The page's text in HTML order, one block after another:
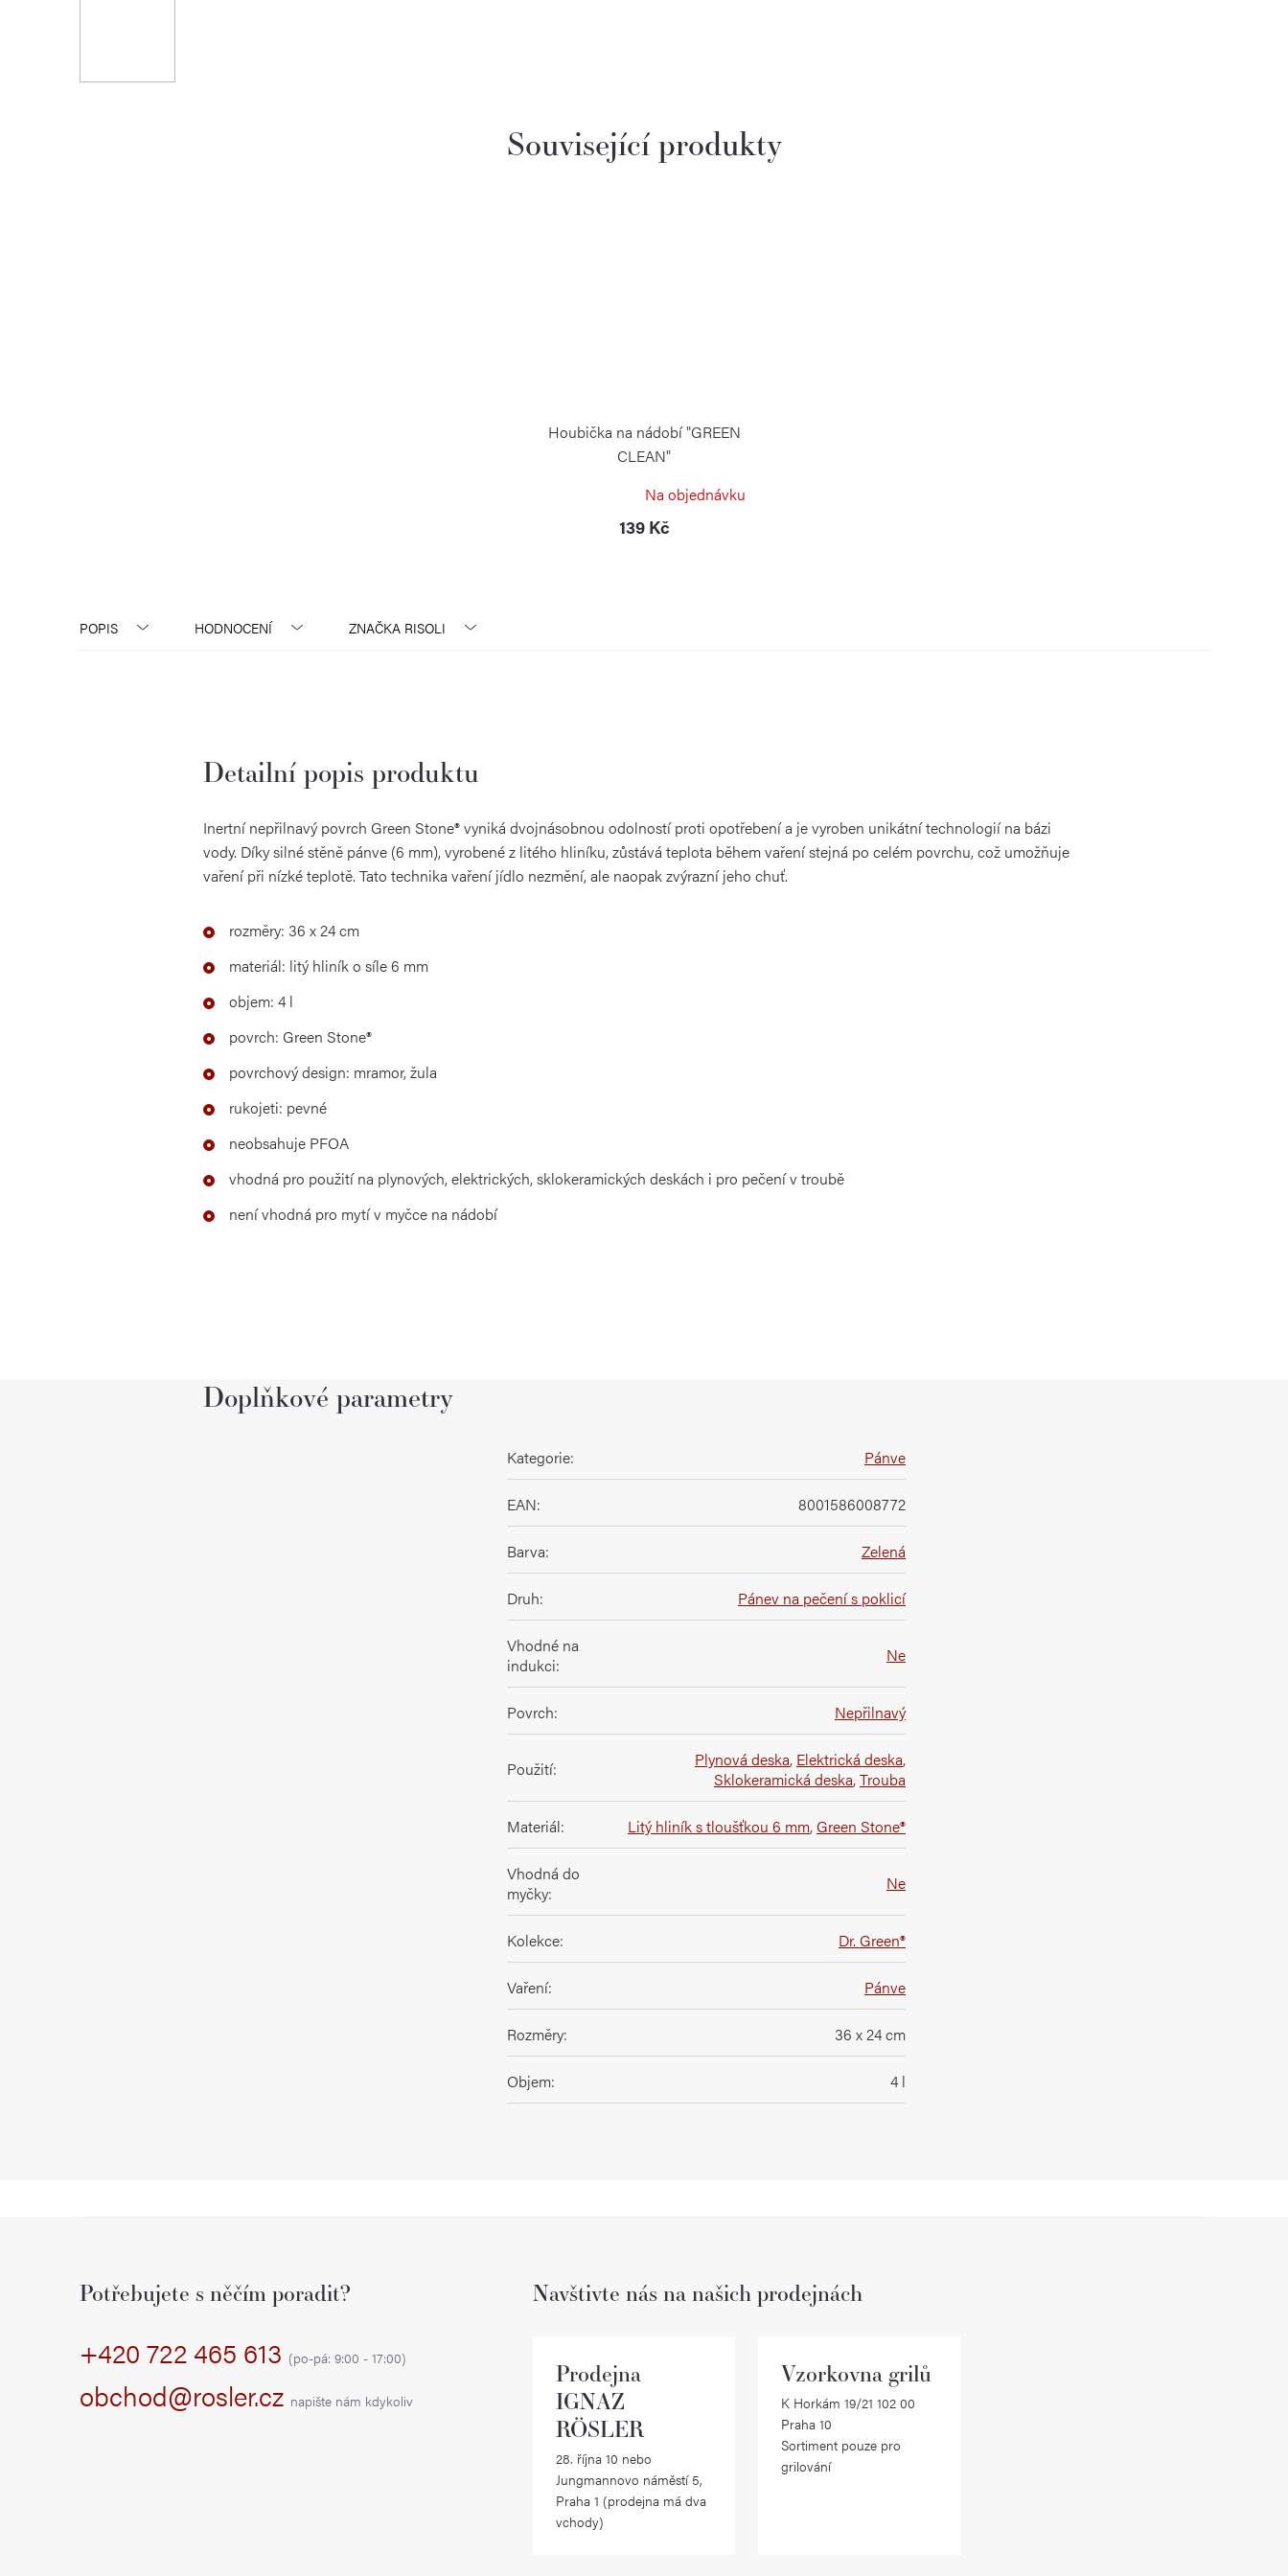
Související produkty
Houbička na nádobí "GREEN
CLEAN"
Na objednávku
139 Kč
POPIS HODNOCENÍ ZNAČKA RISOLI
Detailní popis produktu
Inertní nepřilnavý povrch Green Stone® vyniká dvojnásobnou odolností proti opotřebení a je vyroben unikátní technologií na bázi
vody. Díky silné stěně pánve (6 mm), vyrobené z litého hliníku, zůstává teplota během vaření stejná po celém povrchu, což umožňuje
vaření při nízké teplotě. Tato technika vaření jídlo nezmění, ale naopak zvýrazní jeho chuť.
rozměry: 36 x 24 cm
materiál: litý hliník o síle 6 mm
objem: 4 l
povrch: Green Stone®
povrchový design: mramor, žula
rukojeti: pevné
neobsahuje PFOA
vhodná pro použití na plynových, elektrických, sklokeramických deskách i pro pečení v troubě
není vhodná pro mytí v myčce na nádobí
Doplňkové parametry
Kategorie: Pánve
EAN: 8001586008772
Barva: Zelená
Druh: Pánev na pečení s poklicí
Vhodné na
indukci: Ne
Povrch: Nepřilnavý
Použití: Plynová deska, Elektrická deska,
Sklokeramická deska,Trouba
Materiál: Litý hliník s tloušťkou 6 mm,Green Stone®
Vhodná do
myčky: Ne
Kolekce: Dr. Green®
Vaření: Pánve
Rozměry: 36 x 24 cm
Objem: 4 l
Potřebujete s něčím poradit?
+420 722 465 613 (po-pá: 9:00 - 17:00)
obchod@rosler.cz napište nám kdykoliv
Navštivte nás na našich prodejnách
Prodejna
IGNAZ
RÖSLER
28. října 10 nebo
Jungmannovo náměstí 5,
Praha 1 (prodejna má dva
vchody)
Vzorkovna grilů
K Horkám 19/21 102 00
Praha 10
Sortiment pouze pro
grilování